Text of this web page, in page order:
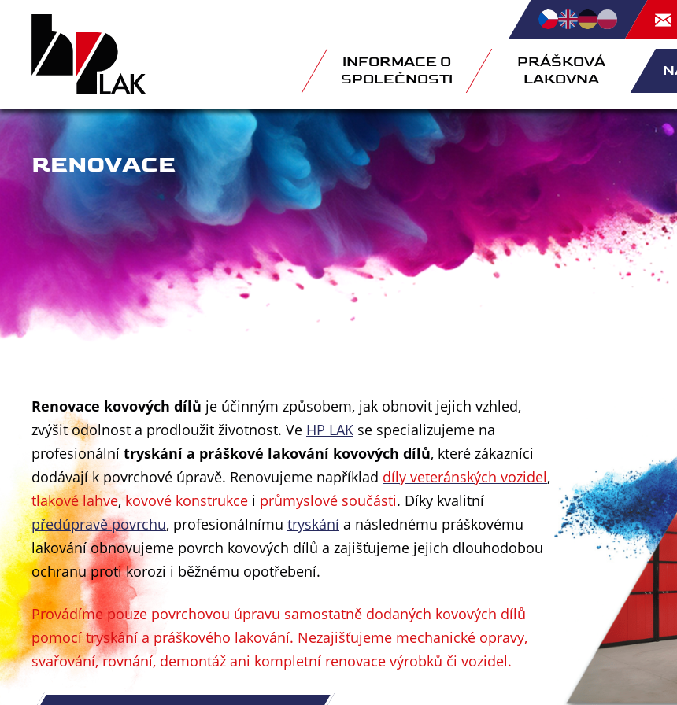
INFORMACE O
SPOLEČNOSTI
PRÁŠKOVÁ
LAKOVNA
RENOVACE
Renovace kovových dílů je účinným způsobem, jak obnovit jejich vzhled,
zvýšit odolnost a prodloužit životnost. Ve HP LAK se specializujeme na
profesionální tryskání a práškové lakování kovových dílů, které zákazníci
dodávají k povrchové úpravě. Renovujeme například díly veteránských vozidel,
tlakové lahve,kovové konstrukce i průmyslové součásti. Díky kvalitní
předúpravě povrchu, profesionálnímu tryskání a následnému práškovému
lakování obnovujeme povrch kovových dílů a zajišťujeme jejich dlouhodobou
ochranu proti korozi i běžnému opotřebení.
Provádíme pouze povrchovou úpravu samostatně dodaných kovových dílů
pomocí tryskání a práškového lakování. Nezajišťujeme mechanické opravy,
svařování, rovnání, demontáž ani kompletní renovace výrobků či vozidel.